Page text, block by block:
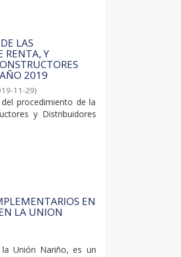
LAS
RENTA, Y
2019
11-29)
procedimiento de la
y Distribuidores
EN
LA UNION
Unión Nariño, es un